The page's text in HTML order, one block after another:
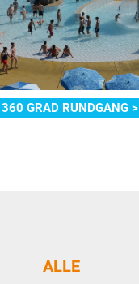
360 GRAD RUNDGANG >
ALLE